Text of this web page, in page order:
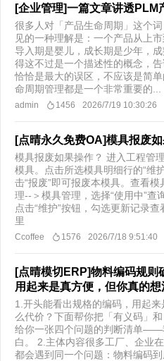
[企业管理]一篇文章讲透PLM
很多人对「产品生命周期」这个
见的一种理解是：一个产品从上
导入期是婴儿，成长期是少年，
得这不过是一个描述性的概念，
恰恰是最大的误区，不应该是简
命周期管理都是一个非常重要的...
admin 1456 2026/7/19 10:30:26
[点晴永久免费OA]模具报废如
模具报废如果操作？ 进入工程管
模具。点击所选模具明细行的“维
击“报废”即可报废本模具。查看
理--＞模具管理，选择“使用中”查
点击“维护”按钮，勾选更新记录
里
Ccoffee 1576 2026/7/18 9:51:40
[点晴模切ERP]物料编码规则
用起来是真方便，但你真的想
1.开头能看出规格的编码，用起
么代价？下面帮你把「有义码」
给你一张四个问题的判断清单——
白。 2.主体内容很多工厂、企业
都会遇到同一个问题：物料编码